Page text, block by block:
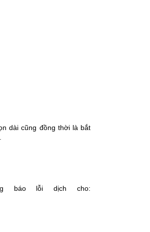
dài cũng đồng thời là bắt
báo lỗi dịch cho: